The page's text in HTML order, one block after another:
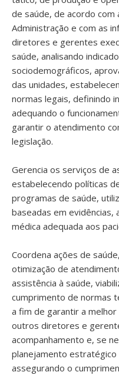
de saúde, de acordo com
Administração e com as
diretores e gerentes
saúde, analisando
sociodemográficos,
das unidades,
normas legais, definindo
adequando o
garantir o atendimento
legislação.
Gerencia os serviços de
estabelecendo políticas
programas de saúde,
baseadas em evidências,
médica adequada aos
Coordena ações de
otimização de
assistência à saúde,
cumprimento de normas
a fim de garantir a
outros diretores e
acompanhamento e, se
planejamento
assegurando o